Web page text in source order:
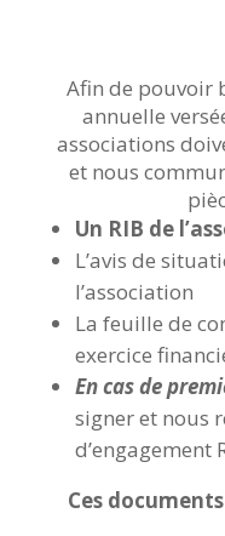
Afin de pouvoir
annuelle
associations
et nous
Un RIB de
L’avis de
l’association
La feuille de
exercice
En cas de
signer et nous
d’engagement
Ces